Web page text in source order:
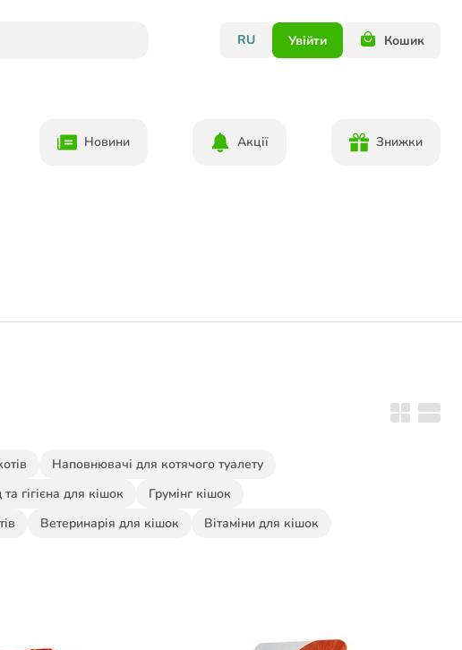
RU Увійти Кошик
Новини Акції Знижки
Наповнювачі для котячого туалету
гігієна для кішок
Грумінг кішок
Ветеринарія для кішок
Вітаміни для кішок